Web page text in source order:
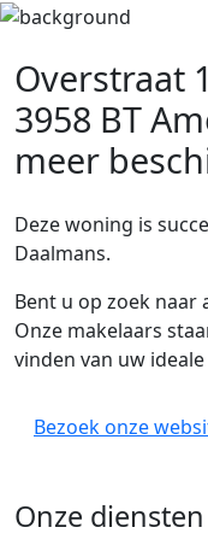
Overstraat
3958 BT
meer
Deze woning is
Daalmans.
Bent u op zoek naar
Onze makelaars
vinden van uw
Bezoek onze
Onze diensten